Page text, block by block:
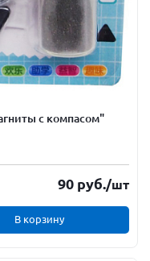
с компасом"
90 руб./шт
В корзину